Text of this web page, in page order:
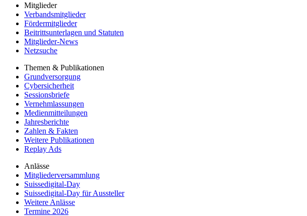
Mitglieder
Verbandsmitglieder
Fördermitglieder
Beitrittsunterlagen und Statuten
Mitglieder-News
Netzsuche
Themen & Publikationen
Grundversorgung
Cybersicherheit
Sessionsbriefe
Vernehmlassungen
Medienmitteilungen
Jahresberichte
Zahlen & Fakten
Weitere Publikationen
Replay Ads
Anlässe
Mitgliederversammlung
Suissedigital-Day
Suissedigital-Day für Aussteller
Weitere Anlässe
Termine 2026